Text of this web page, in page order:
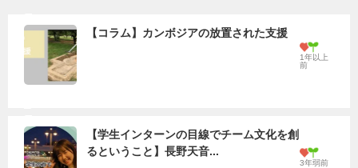
【コラム】カンボジアの放置された支援
1年以上
前
【学生インターンの目線でチーム文化を創
るということ】長野天音...
3年弱前